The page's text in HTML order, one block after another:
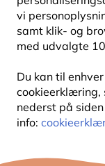
vi
samt klik- og
med udvalgte
Du kan til
cookieerklæring,
nederst på siden
info:
produkter